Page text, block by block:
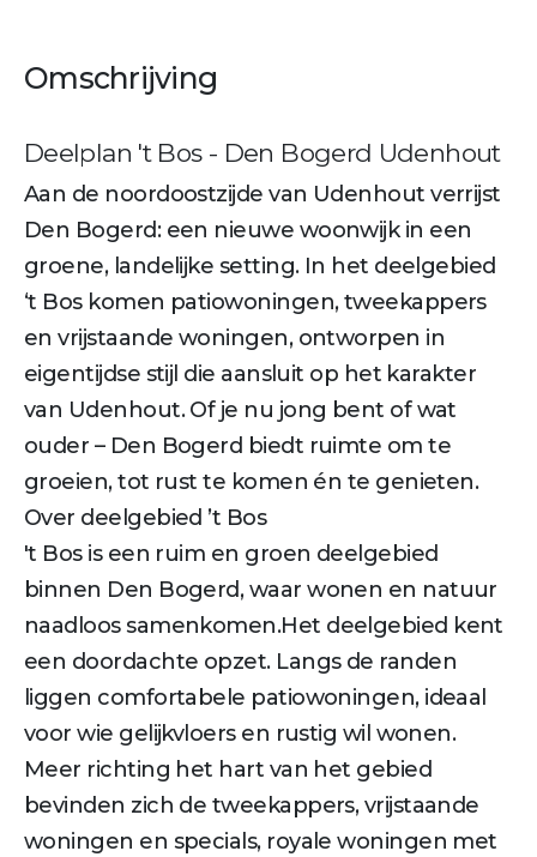
Omschrijving
Deelplan 't Bos - Den Bogerd Udenhout
Aan de noordoostzijde van Udenhout verrijst
Den Bogerd: een nieuwe woonwijk in een
groene, landelijke setting. In het deelgebied
‘t Bos komen patiowoningen, tweekappers
en vrijstaande woningen, ontworpen in
eigentijdse stijl die aansluit op het karakter
van Udenhout. Of je nu jong bent of wat
ouder – Den Bogerd biedt ruimte om te
groeien, tot rust te komen én te genieten.
Over deelgebied ’t Bos
't Bos is een ruim en groen deelgebied
binnen Den Bogerd, waar wonen en natuur
naadloos samenkomen.Het deelgebied kent
een doordachte opzet. Langs de randen
liggen comfortabele patiowoningen, ideaal
voor wie gelijkvloers en rustig wil wonen.
Meer richting het hart van het gebied
bevinden zich de tweekappers, vrijstaande
woningen en specials, royale woningen met